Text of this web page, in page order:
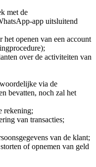
met de
app uitsluitend
het openen van een account
over de activiteiten van
via de
bevatten, noch zal het
rekening;
van transacties;
van de klant;
of opnemen van geld